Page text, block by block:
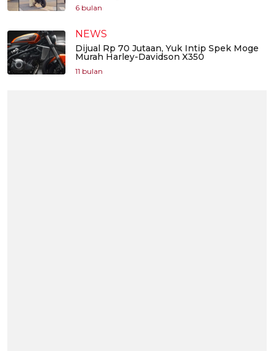
6 bulan
NEWS
Dijual Rp 70 Jutaan, Yuk Intip Spek Moge
Murah Harley-Davidson X350
11 bulan